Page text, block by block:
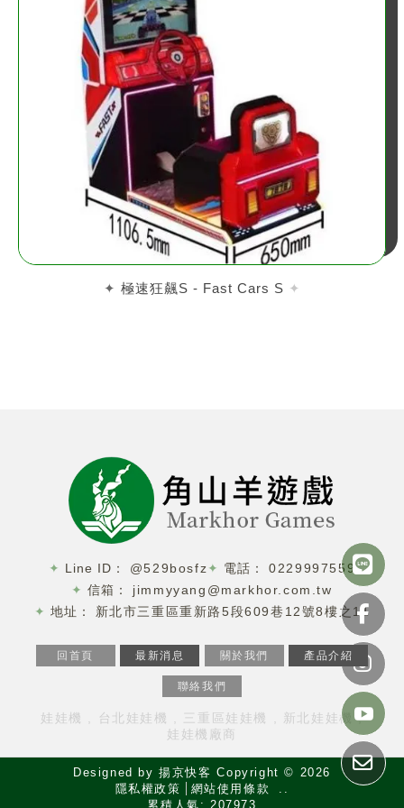
極速狂飆S - Fast Cars S
@529bosfz
0229997559
jimmyyang@markhor.com.tw
新北市三重區重新路5段609巷12號8樓之11
回首頁 最新消息 關於我們 產品介紹
聯絡我們
娃娃機 台北娃娃機 三重區娃娃機
新北娃娃機
娃娃機廠商
Designed by揚京快客 Copyright © 2026
隱私權政策
網站使用條款
累積人氣: 207973